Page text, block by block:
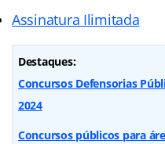
Assinatura Ilimitada
Destaques:
Concursos Defensorias
2024
Concursos públicos para